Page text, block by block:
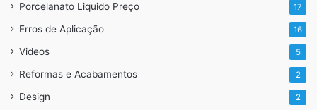
Porcelanato Liquido Preço 17
Erros de Aplicação 16
Videos 5
Reformas e Acabamentos 2
Design 2